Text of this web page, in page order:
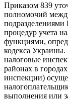
Приказом 839
полномочий
процедур учета
функциями,
кодекса
налоговые
районах в
инспекции)
выполнения или